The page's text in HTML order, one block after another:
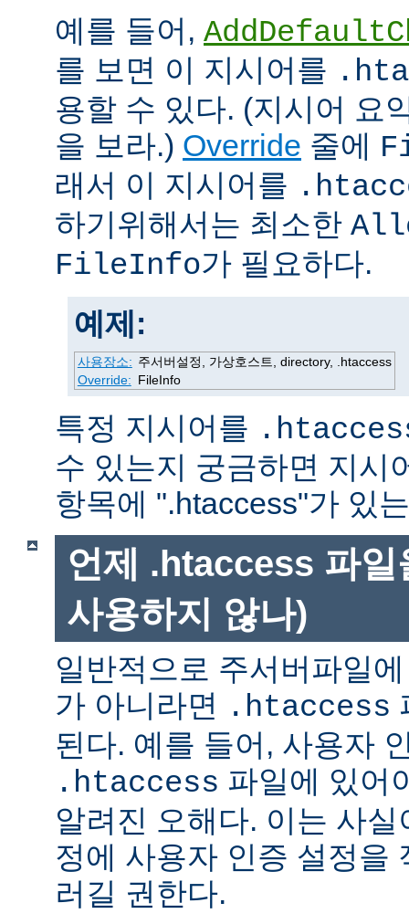
예를 들어,
를 보면 이 지시어를
용할 수 있다. (지시어 요
을 보라.) Override 줄에
래서 이 지시어를
하기위해서는 최소한
FileInfo가 필요하다.
예제:
사용장소: 주서버설정, 가상호스트, directory, .htaccess
Override: FileInfo
특정 지시어를
수 있는지 궁금하면 지시
항목에 ".htaccess"가 있
언제 .htaccess 파일
사용하지 않나)
일반적으로 주서버파일
가 아니라면 .htaccess
된다. 예를 들어, 사용자
.htaccess 파일에 있어
알려진 오해다. 이는 사
정에 사용자 인증 설정을
러길 권한다.